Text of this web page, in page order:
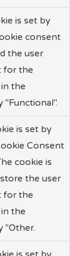
is set by
consent
the user
for the
the
"Functional".
is set by
Consent
cookie is
the user
for the
the
"Other.